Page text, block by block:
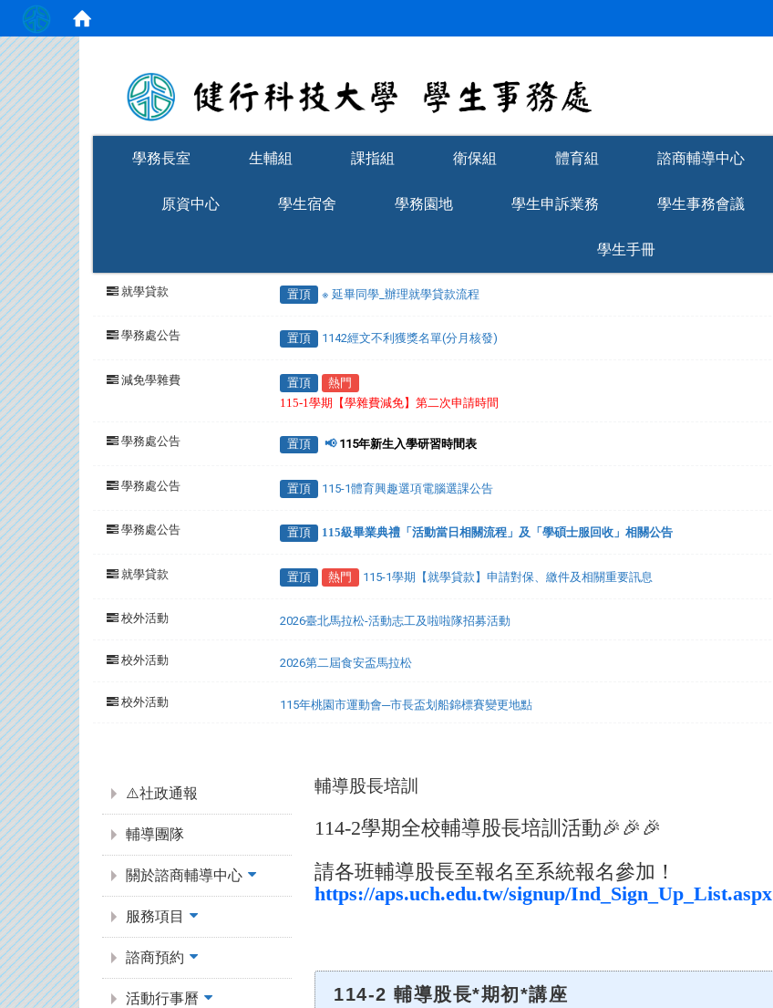
學務長室 生輔組 課指組 衛保組 體育組 諮商輔導中心
原資中心 學生宿舍 學務園地 學生申訴業務 學生事務會議
學生手冊
就學貸款 置頂 ※ 延畢同學_辦理就學貸款流程
學務處公告 置頂 1142經文不利獲獎名單(分月核發)
減免學雜費 置頂
熱門
115-1學期【學雜費減免】第二次申請時間
學務處公告 置頂 📢115年新生入學研習時間表
學務處公告 置頂 115-1體育興趣選項電腦選課公告
學務處公告 置頂 115級畢業典禮「活動當日相關流程」及「學碩士服回收」相關公告
就學貸款 置頂 熱門 115-1學期【就學貸款】申請對保、繳件及相關重要訊息
校外活動 2026臺北馬拉松-活動志工及啦啦隊招募活動
校外活動 2026第二屆食安盃馬拉松
校外活動 115年桃園市運動會─市長盃划船錦標賽變更地點
⚠️社政通報
輔導團隊
關於諮商輔導中心
服務項目
諮商預約
活動行事曆
輔導股長培訓
114-2學期全校輔導股長培訓活動🎉🎉🎉
請各班輔導股長至報名至系統報名參加！
https://aps.uch.edu.tw/signup/Ind_Sign_Up_List.aspx
114-2 輔導股長*期初*講座